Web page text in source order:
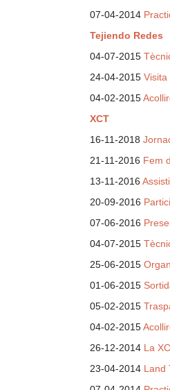
07-04-2014
Tejiendo Redes
04-07-2015
24-04-2015 Visita
04-02-2015
XCT
16-11-2018
21-11-2016 Fem
13-11-2016
20-09-2016
07-06-2016
04-07-2015
25-06-2015
01-06-2015
05-02-2015
04-02-2015
26-12-2014 La
23-04-2014 Land